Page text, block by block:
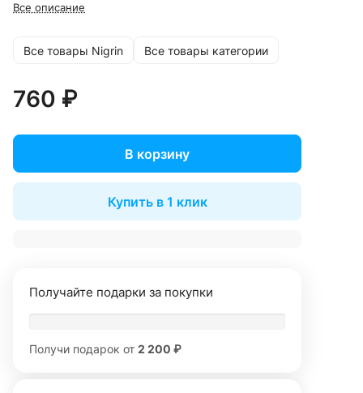
Все описание
Все товары Nigrin Все товары категории
760 ₽
В корзину
Купить в 1 клик
Получайте подарки за покупки
Получи подарок от 2 200 ₽